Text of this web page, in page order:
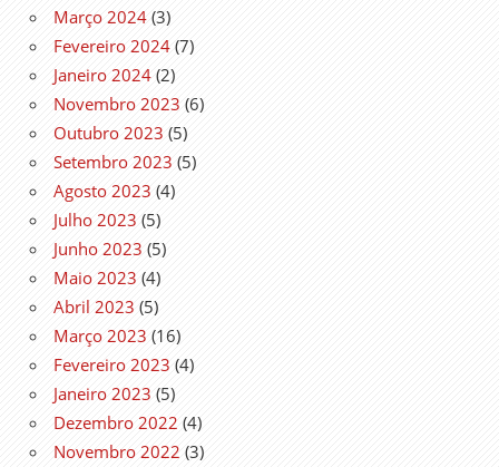
Março 2024 (3)
Fevereiro 2024 (7)
Janeiro 2024 (2)
Novembro 2023 (6)
Outubro 2023 (5)
Setembro 2023 (5)
Agosto 2023 (4)
Julho 2023 (5)
Junho 2023 (5)
Maio 2023 (4)
Abril 2023 (5)
Março 2023 (16)
Fevereiro 2023 (4)
Janeiro 2023 (5)
Dezembro 2022 (4)
Novembro 2022 (3)